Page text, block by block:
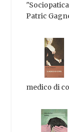
Patric
medico di